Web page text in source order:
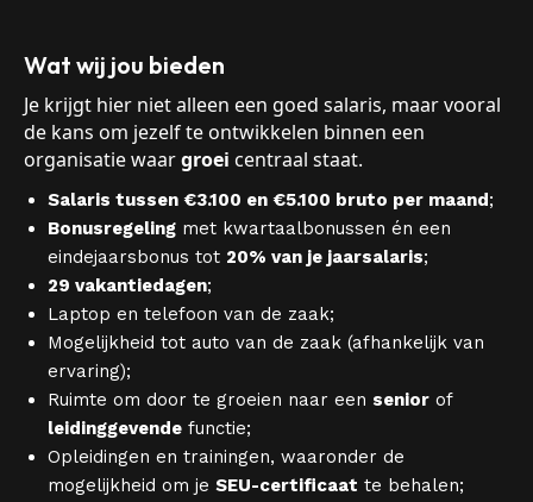
Wat wij jou bieden
Je krijgt hier niet alleen een goed salaris, maar vooral
de kans om jezelf te ontwikkelen binnen een
organisatie waargroei centraal staat.
Salaris tussen €3.100 en €5.100 bruto per maand;
Bonusregeling met kwartaalbonussen én een
eindejaarsbonus tot 20% van je jaarsalaris;
29 vakantiedagen;
Laptop en telefoon van de zaak;
Mogelijkheid tot auto van de zaak (afhankelijk van
ervaring);
Ruimte om door te groeien naar een senior of
leidinggevende functie;
Opleidingen en trainingen, waaronder de
mogelijkheid om je SEU-certificaat te behalen;